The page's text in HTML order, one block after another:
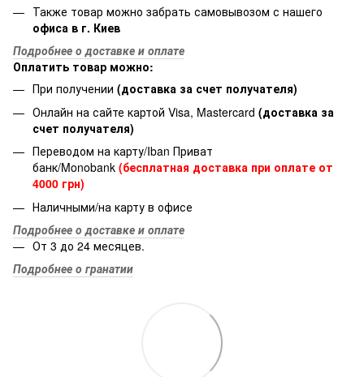
Также товар можно забрать самовывозом с нашего
офиса в г. Киев
Подробнее о доставке и оплате
Оплатить товар можно:
При получении (доставка за счет получателя)
Онлайн на сайте картой Visa, Mastercard (доставка за
счет получателя)
Переводом на карту/Iban Приват
банк/Monobank (бесплатная доставка при оплате от
4000 грн)
Наличными/на карту в офисе
Подробнее о доставке и оплате
От 3 до 24 месяцев.
Подробнее о гранатии